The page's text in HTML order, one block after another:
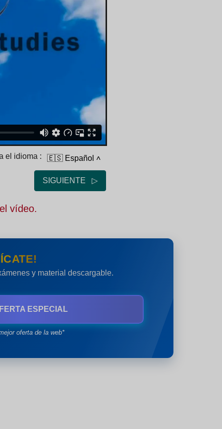
el idioma : 🇪🇸 Español ˄
SIGUIENTE ▷
vídeo.
y material descargable.
ESPECIAL
oferta de la web*